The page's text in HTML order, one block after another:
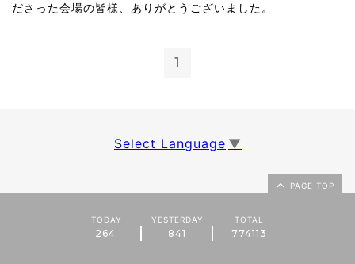
ださった会場の皆様、ありがとうございました。
1
Select Language ▼
PAGE TOP
TODAY
264
YESTERDAY
841
TOTAL
774113